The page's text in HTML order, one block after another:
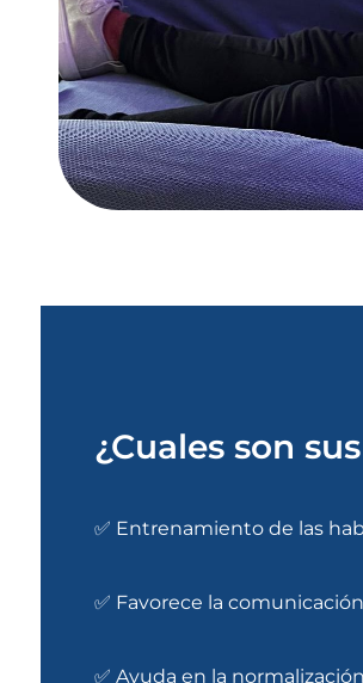
¿Cuales son
✅ Entrenamiento de las
✅ Favorece la
✅ Ayuda en la